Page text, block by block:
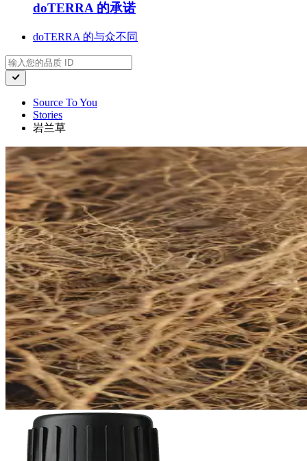
doTERRA 的承诺
doTERRA 的与众不同
Source To You
Stories
岩兰草